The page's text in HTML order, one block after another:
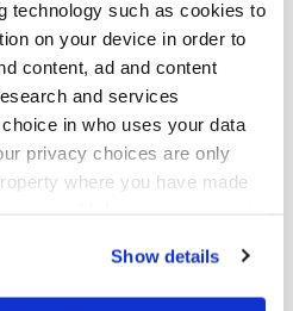
technology such as cookies to
on your device in order to
content, ad and content
and services
in who uses your data
privacy choices are only
where you have made
Show details
nykyä HUS-Apteekilla on
ja
yli 100 osastolla niin
perusterveydenhuollossa
turvatarkastus -
lääkelistan avulla
indikaatiot, annokset,